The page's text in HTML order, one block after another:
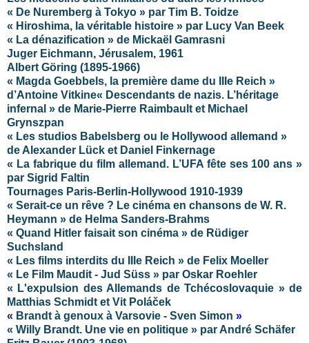
« De Nuremberg à Tokyo » par Tim B. Toidze
« Hiroshima, la véritable histoire » par Lucy Van Beek
« La dénazification » de Mickaël Gamrasni
Juger Eichmann, Jérusalem, 1961
Albert Göring (1895-1966)
« Magda Goebbels, la première dame du IIIe Reich »
d’Antoine Vitkine« Descendants de nazis. L’héritage
infernal » de Marie-Pierre Raimbault et Michael
Grynszpan
« Les studios Babelsberg ou le Hollywood allemand »
de Alexander Lück et Daniel Finkernage
« La fabrique du film allemand. L’UFA fête ses 100 ans »
par Sigrid Faltin
Tournages Paris-Berlin-Hollywood 1910-1939
« Serait-ce un rêve ? Le cinéma en chansons de W. R.
Heymann » de Helma Sanders-Brahms
« Quand Hitler faisait son cinéma » de Rüdiger
Suchsland
« Les films interdits du IIIe Reich » de Felix Moeller
« Le Film Maudit - Jud Süss » par Oskar Roehler
« L'expulsion des Allemands de Tchécoslovaquie » de
Matthias Schmidt et Vit Poláček
« Brandt à genoux à Varsovie - Sven Simon »
« Willy Brandt. Une vie en politique » par André Schäfer